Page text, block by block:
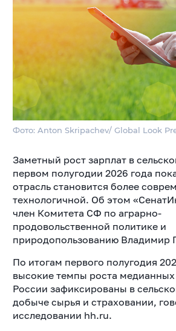
Фото: Anton Skripachev/ Global Look
Заметный рост зарплат в
первом полугодии 2026 года
отрасль становится более
технологичной. Об этом
член Комитета СФ по аграрно-
продовольственной политике и
природопользованию Владимир
По итогам первого полугодия
высокие темпы роста медианных
России зафиксированы в
добыче сырья и страховании,
исследовании hh.ru.